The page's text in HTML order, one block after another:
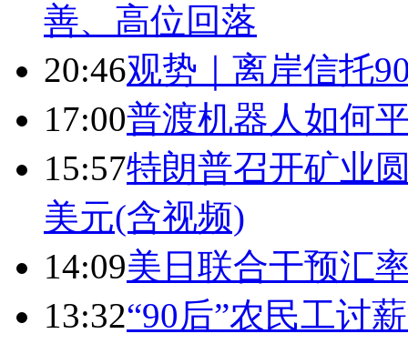
善、高位回落
20:46观势｜离岸信托
17:00普渡机器人如何
15:57特朗普召开矿业
美元(含视频)
14:09美日联合干预汇
13:32“90后”农民工讨